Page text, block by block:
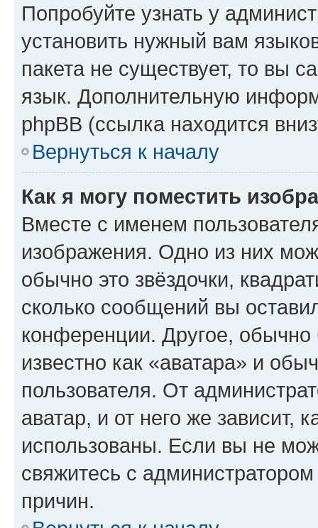
Попробуйте узнать у
установить нужный вам
пакета не существует, то вы
язык. Дополнительную
phpBB (ссылка находится
Вернуться к началу
Как я могу поместить
Вместе с именем
изображения. Одно из них
обычно это звёздочки,
сколько сообщений вы
конференции. Другое,
известно как «аватара» и
пользователя. От
аватар, и от него же зависит,
использованы. Если вы не
свяжитесь с
причин.